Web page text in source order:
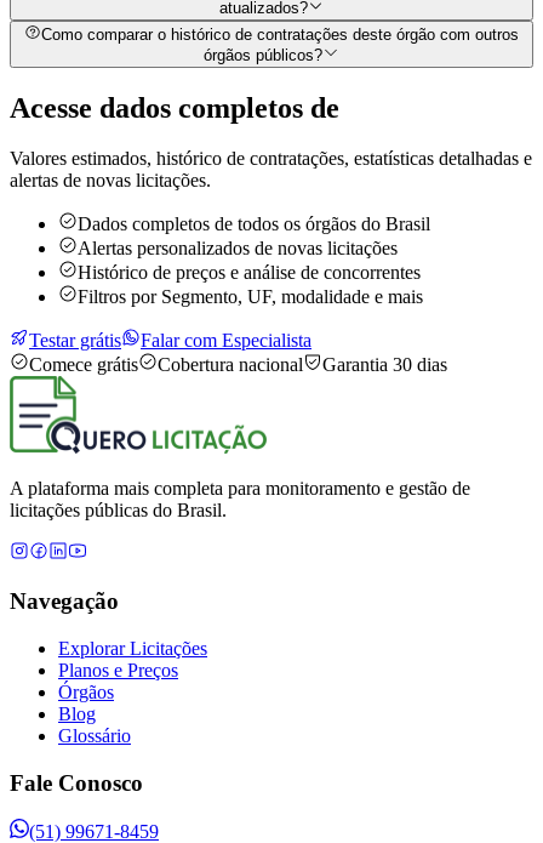
atualizados?
Como comparar o histórico de contratações deste órgão com outros
órgãos públicos?
Acesse dados completos de
Valores estimados, histórico de contratações, estatísticas detalhadas e
alertas de novas licitações.
Dados completos de todos os órgãos do Brasil
Alertas personalizados de novas licitações
Histórico de preços e análise de concorrentes
Filtros por Segmento, UF, modalidade e mais
Testar grátis
Falar com Especialista
Comece grátis
Cobertura nacional Garantia 30 dias
A plataforma mais completa para monitoramento e gestão de
licitações públicas do Brasil.
Navegação
Explorar Licitações
Planos e Preços
Órgãos
Blog
Glossário
Fale Conosco
(51) 99671-8459